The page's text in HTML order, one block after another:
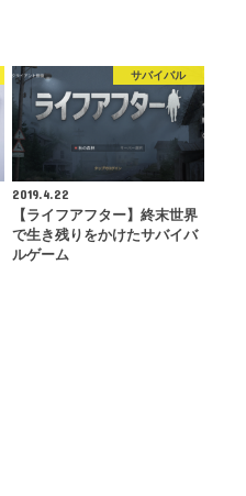
サバイバル
2019.4.22
【ライフアフター】終末世界
で生き残りをかけたサバイバ
ルゲーム